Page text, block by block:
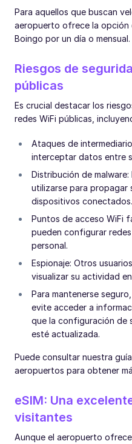
Para aquellos que buscan
aeropuerto ofrece la opción
Boingo por un día o mensual.
Riesgos de
públicas
Es crucial destacar los
redes WiFi públicas,
Ataques de
interceptar datos entre
Distribución de
utilizarse para propagar
dispositivos conectados.
Puntos de acceso WiFi
pueden configurar
personal.
Espionaje: Otros
visualizar su actividad
Para mantenerse
evite acceder a
que la configuración de
esté actualizada.
Puede consultar nuestra
aeropuertos para obtener
eSIM: Una
visitantes
Aunque el aeropuerto